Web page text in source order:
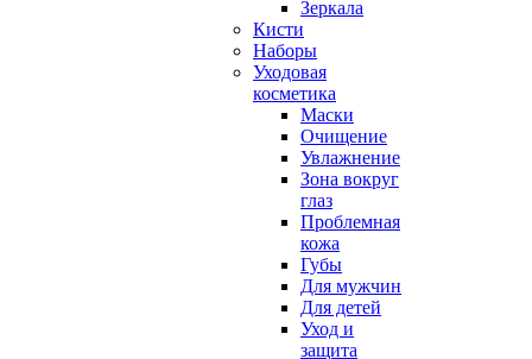
Зеркала
Кисти
Наборы
Уходовая
косметика
Маски
Очищение
Увлажнение
Зона вокруг
глаз
Проблемная
кожа
Губы
Для мужчин
Для детей
Уход и
защита